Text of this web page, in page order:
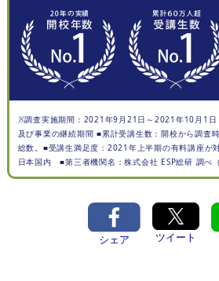
※調査実施期間：2021年9月21日～2021年10月1日
及び事業の継続期間 ■累計受講生数：開校から調査
総数。■受講生満足度：2021年上半期の有料講座が
日本国内 ■第三者機関名：株式会社 ESP総研 調べ
シェア ツイート